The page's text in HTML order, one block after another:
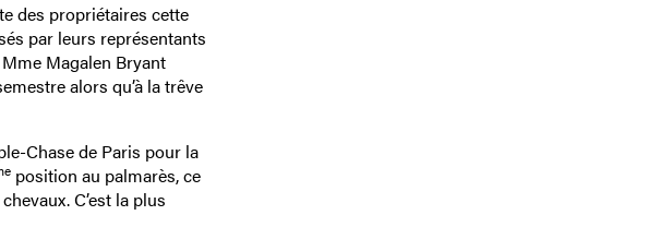
des propriétaires cette
par leurs représentants
Magalen Bryant
alors qu’à la trêve
Chase de Paris pour la
position au palmarès, ce
C’est la plus